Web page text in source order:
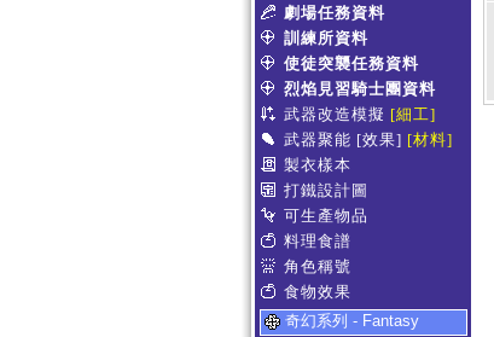
劇場任務資料
訓練所資料
使徒突襲任務資料
烈焰見習騎士團資料
武器改造模擬 [細工]
武器聚能 [效果] [材料]
製衣樣本
打鐵設計圖
可生產物品
料理食譜
角色稱號
食物效果
奇幻系列 - Fantasy